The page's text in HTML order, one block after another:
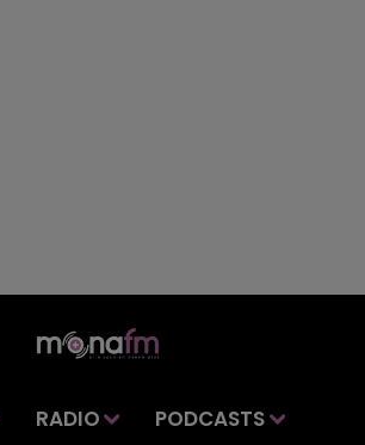
RADIO PODCASTS